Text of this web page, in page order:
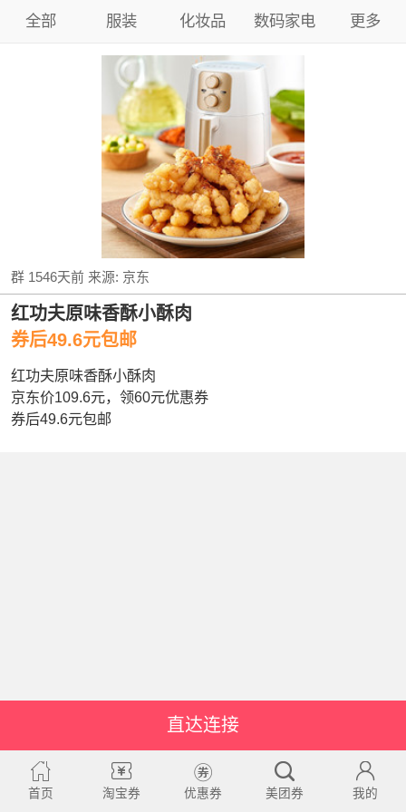
全部 服装 化妆品 数码家电 更多
群 1546天前来源: 京东
红功夫原味香酥小酥肉
券后49.6元包邮
红功夫原味香酥小酥肉
京东价109.6元，领60元优惠券
券后49.6元包邮
直达连接
首页 淘宝券 优惠券 美团券 我的